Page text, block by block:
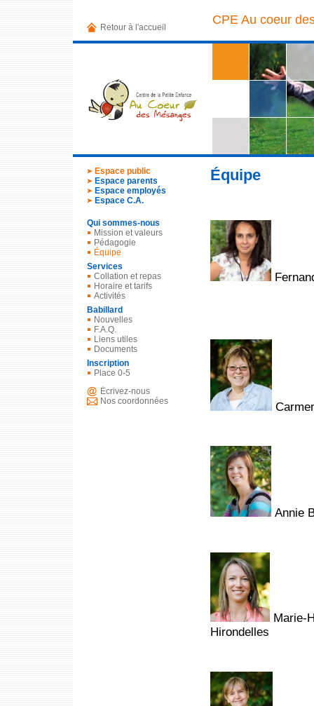
CPE Au coeur
Retour à l'accueil
Espace public
Espace parents
Espace employés
Espace C.A.
Qui sommes-nous
Mission et valeurs
Pédagogie
Équipe
Services
Collation et repas
Horaire et tarifs
Activités
Babillard
Nouvelles
F.A.Q.
Liens utiles
Documents
Inscription
Place 0-5
Écrivez-nous
Nos coordonnées
Équipe
Annie
Marie-
Hirondelles